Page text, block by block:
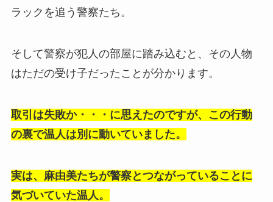
ラックを追う警察たち。
そして警察が犯人の部屋に踏み込むと、その人物
はただの受け子だったことが分かります。
取引は失敗か・・・に思えたのですが、この行動
の裏で温人は別に動いていました。
実は、麻由美たちが警察とつながっていることに
気づいていた温人。